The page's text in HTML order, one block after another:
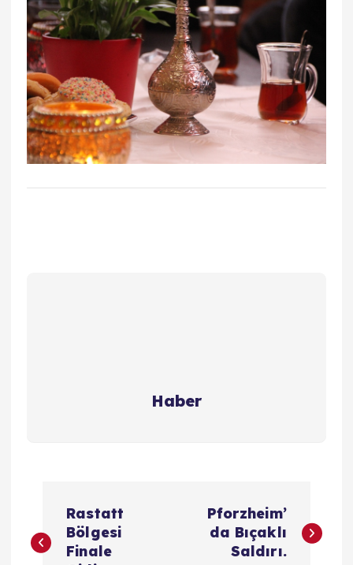
Haber
a
Rastatt
Bölgesi
Finale
Pforzheim’
da Bıçaklı
Saldırı.